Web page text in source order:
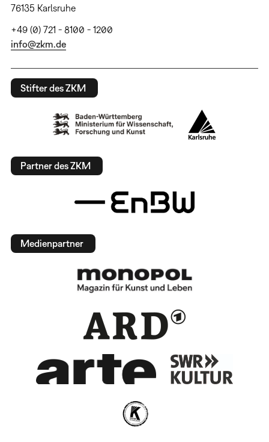
76135 Karlsruhe
+49 (0) 721 - 8100 - 1200
info@zkm.de
Stifter des ZKM
Partner des ZKM
Medienpartner